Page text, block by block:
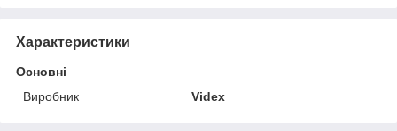
Характеристики
Основні
Виробник
Videx